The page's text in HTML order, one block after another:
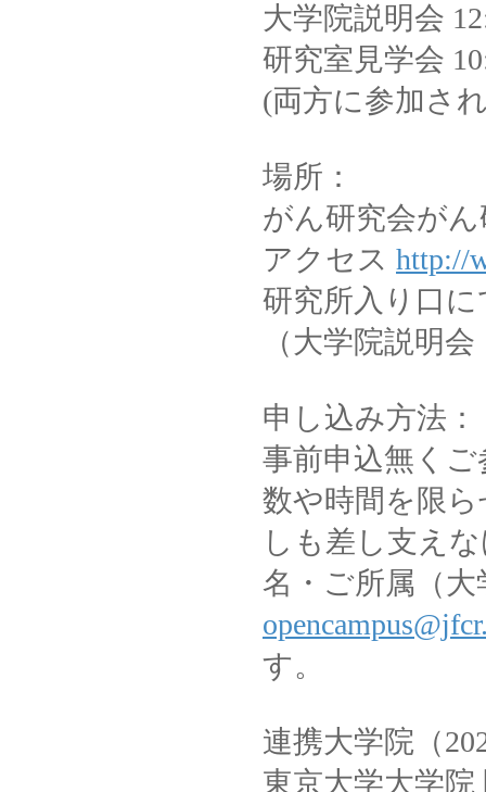
大学院説明会
研究室見学会
(両方に参加さ
場所：
がん研究会がん
アクセス http://
研究所入り口に
（大学院説明
申し込み方法：
事前申込無く
数や時間を限
しも差し支え
名・ご所属（
す。
連携大学院（
東京大学大学